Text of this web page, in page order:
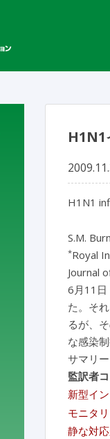
H1N1
H1N1
S.M.
*Royal
Journal
6月11日
た。そ
るが、
な感染
サマリ
監訳者
新型イ
モニタ
静な対応